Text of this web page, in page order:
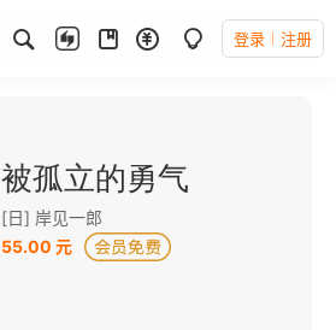
登录 注册
被孤立的勇气
[日] 岸见一郎
55.00 元